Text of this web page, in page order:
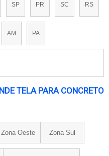
SP PR SC RS
AM PA
TELA PARA CONCRETO
Zona Oeste Zona Sul